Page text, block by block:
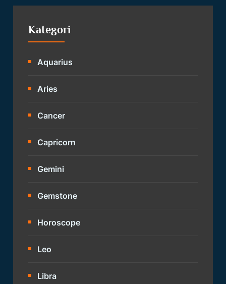
Kategori
Aquarius
Aries
Cancer
Capricorn
Gemini
Gemstone
Horoscope
Leo
Libra